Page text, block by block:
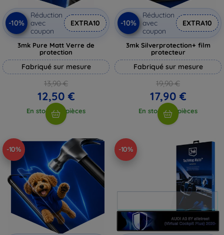
-10%
Réduction
avec
coupon
EXTRA10
3mk Pure Matt Verre de
protection
Fabriqué sur mesure
13,90 €
12,50 €
En stock > 5 pièces
-10%
Réduction
avec
coupon
EXTRA10
3mk Silverprotection+ film
protecteur
Fabriqué sur mesure
19,90 €
17,90 €
En stock > 5 pièces
-10% -10%